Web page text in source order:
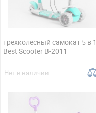
трехколесный самокат 5 в 1
Best Scooter B-2011
Нет в наличии